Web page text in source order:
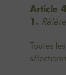
Article
1.
Toutes